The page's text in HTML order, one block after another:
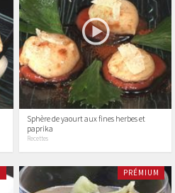
Sphère de yaourt aux fines herbes et
paprika
Recettes
PRÉMIUM